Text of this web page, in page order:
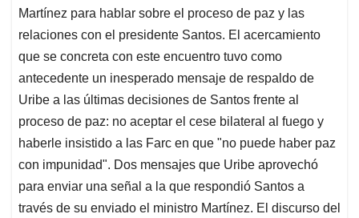
Martínez para hablar sobre el proceso de paz y las
relaciones con el presidente Santos. El acercamiento
que se concreta con este encuentro tuvo como
antecedente un inesperado mensaje de respaldo de
Uribe a las últimas decisiones de Santos frente al
proceso de paz: no aceptar el cese bilateral al fuego y
haberle insistido a las Farc en que "no puede haber paz
con impunidad". Dos mensajes que Uribe aprovechó
para enviar una señal a la que respondió Santos a
través de su enviado el ministro Martínez. El discurso del